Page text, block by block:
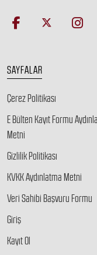
SAYFALAR
Çerez Politikası
E Bülten Kayıt Formu
Metni
Gizlilik Politikası
KVKK Aydınlatma Metni
Veri Sahibi Başvuru Formu
Giriş
Kayıt Ol